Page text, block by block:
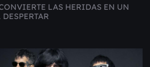
LAS HERIDAS EN UN